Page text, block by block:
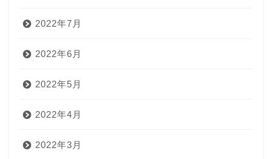
2022年7月
2022年6月
2022年5月
2022年4月
2022年3月